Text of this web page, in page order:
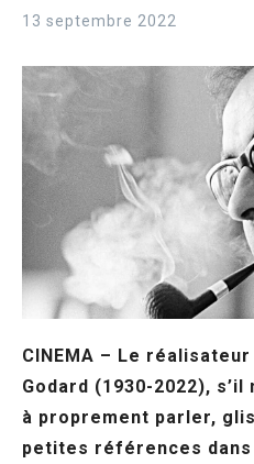
13 septembre 2022
CINEMA – Le
Godard (1930-2022),
à proprement parler,
petites références